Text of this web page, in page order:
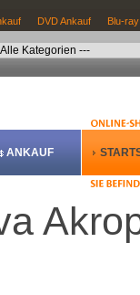
DVD Ankauf Blu-
ANKAUF